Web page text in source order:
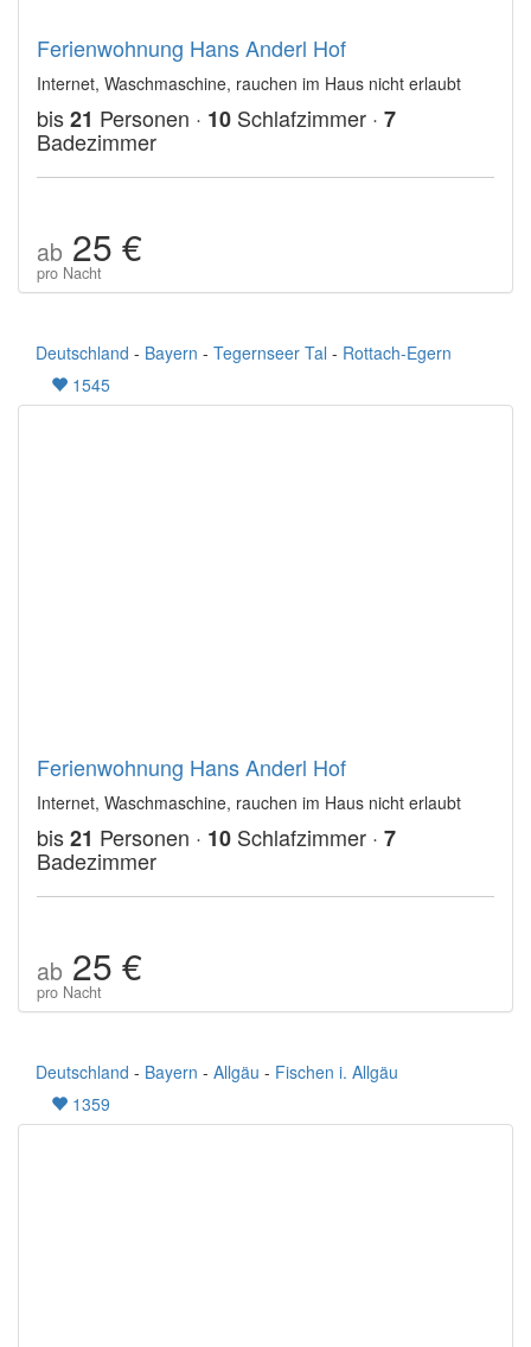
Ferienwohnung Hans Anderl Hof
Internet, Waschmaschine, rauchen im Haus nicht erlaubt
bis21 Personen · 10 Schlafzimmer · 7
Badezimmer
ab 25 €
pro Nacht
Deutschland - Bayern - Tegernseer Tal - Rottach-Egern
1545
Ferienwohnung Hans Anderl Hof
Internet, Waschmaschine, rauchen im Haus nicht erlaubt
bis21 Personen · 10 Schlafzimmer · 7
Badezimmer
ab 25 €
pro Nacht
Deutschland - Bayern - Allgäu - Fischen i. Allgäu
1359